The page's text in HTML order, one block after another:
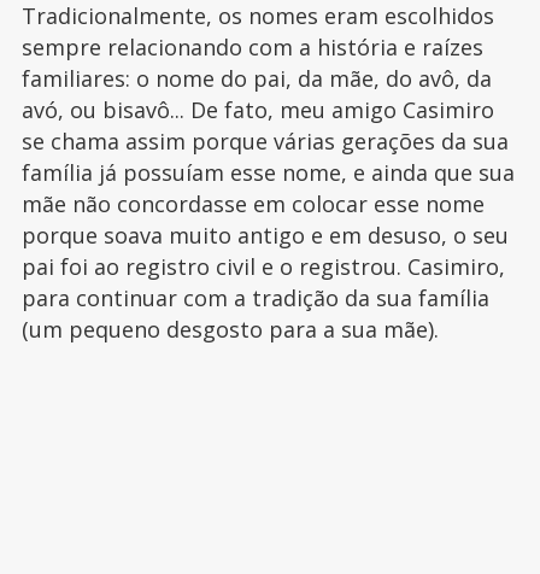
Tradicionalmente, os nomes eram escolhidos
sempre relacionando com a história e raízes
familiares: o nome do pai, da mãe, do avô, da
avó, ou bisavô... De fato, meu amigo Casimiro
se chama assim porque várias gerações da sua
família já possuíam esse nome, e ainda que sua
mãe não concordasse em colocar esse nome
porque soava muito antigo e em desuso, o seu
pai foi ao registro civil e o registrou. Casimiro,
para continuar com a tradição da sua família
(um pequeno desgosto para a sua mãe).